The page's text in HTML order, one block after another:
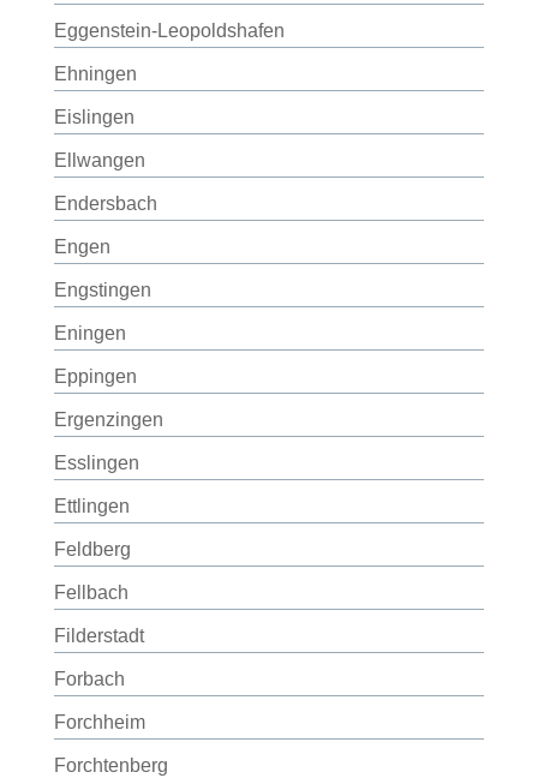
Eggenstein-Leopoldshafen
Ehningen
Eislingen
Ellwangen
Endersbach
Engen
Engstingen
Eningen
Eppingen
Ergenzingen
Esslingen
Ettlingen
Feldberg
Fellbach
Filderstadt
Forbach
Forchheim
Forchtenberg